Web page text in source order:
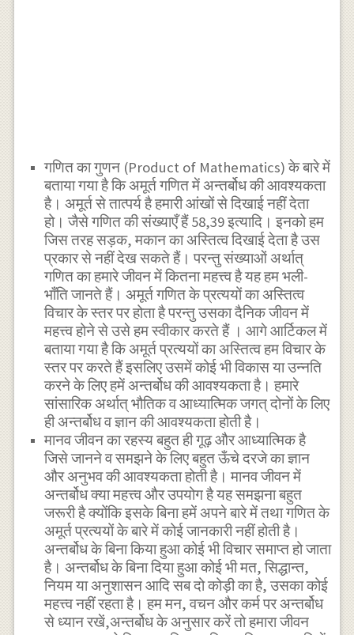
गणित का गुणन (Product of Mathematics) के बारे में
बताया गया है कि अमूर्त गणित में अन्तर्बोध की आवश्यकता
है। अमूर्त से तात्पर्य है हमारी आंखों से दिखाई नहीं देता
हो। जैसे गणित की संख्याएँ हैं 58,39 इत्यादि। इनको हम
जिस तरह सड़क, मकान का अस्तित्व दिखाई देता है उस
प्रकार से नहीं देख सकते हैं। परन्तु संख्याओं अर्थात्
गणित का हमारे जीवन में कितना महत्त्व है यह हम भली-
भाँति जानते हैं। अमूर्त गणित के प्रत्ययों का अस्तित्व
विचार के स्तर पर होता है परन्तु उसका दैनिक जीवन में
महत्त्व होने से उसे हम स्वीकार करते हैं । आगे आर्टिकल में
बताया गया है कि अमूर्त प्रत्ययों का अस्तित्व हम विचार के
स्तर पर करते हैं इसलिए उसमें कोई भी विकास या उन्नति
करने के लिए हमें अन्तर्बोध की आवश्यकता है। हमारे
सांसारिक अर्थात् भौतिक व आध्यात्मिक जगत् दोनों के लिए
ही अन्तर्बोध व ज्ञान की आवश्यकता होती है।
मानव जीवन का रहस्य बहुत ही गूढ़ और आध्यात्मिक है
जिसे जानने व समझने के लिए बहुत ऊँचे दरजे का ज्ञान
और अनुभव की आवश्यकता होती है। मानव जीवन में
अन्तर्बोध क्या महत्त्व और उपयोग है यह समझना बहुत
जरूरी है क्योंकि इसके बिना हमें अपने बारे में तथा गणित के
अमूर्त प्रत्ययों के बारे में कोई जानकारी नहीं होती है।
अन्तर्बोध के बिना किया हुआ कोई भी विचार समाप्त हो जाता
है। अन्तर्बोध के बिना दिया हुआ कोई भी मत, सिद्धान्त,
नियम या अनुशासन आदि सब दो कोड़ी का है, उसका कोई
महत्त्व नहीं रहता है। हम मन, वचन और कर्म पर अन्तर्बोध
से ध्यान रखें,अन्तर्बोध के अनुसार करें तो हमारा जीवन